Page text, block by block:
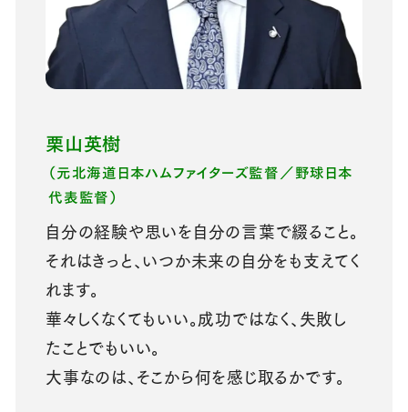
栗山英樹
（元北海道日本ハムファイターズ監督／野球日本
代表監督）
自分の経験や思いを自分の言葉で綴ること。
それはきっと、いつか未来の自分をも支えてく
れます。
華々しくなくてもいい。成功ではなく、失敗し
たことでもいい。
大事なのは、そこから何を感じ取るかです。